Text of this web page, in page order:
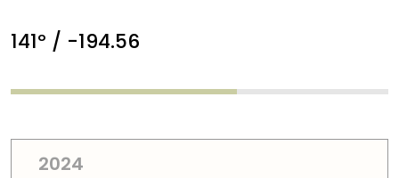
141º / -194.56
2024